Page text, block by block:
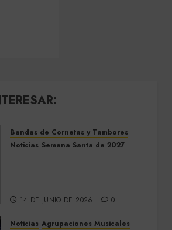
Bandas de Cornetas y Tambores
Noticias Semana Santa de 2027
14 DE JUNIO DE 2026 0
Noticias Agrupaciones Musicales